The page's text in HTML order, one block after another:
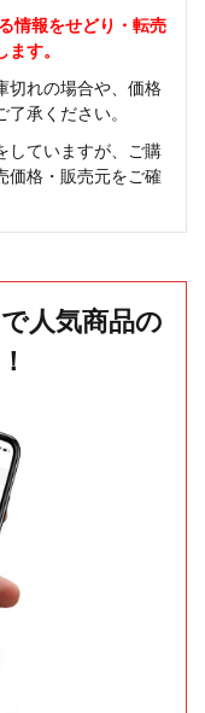
情報をせどり・転売
す。
切れの場合や、価格
承ください。
していますが、ご購
価格・販売元をご確
人気商品の